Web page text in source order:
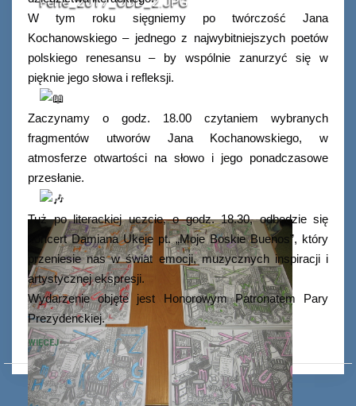
W tym roku sięgniemy po twórczość Jana
Kochanowskiego – jednego z najwybitniejszych poetów
polskiego renesansu – by wspólnie zanurzyć się w
pięknie jego słowa i refleksji.
Zaczynamy o godz. 18.00 czytaniem wybranych
fragmentów utworów Jana Kochanowskiego, w
atmosferze otwartości na słowo i jego ponadczasowe
przesłanie.
Tuż po literackiej uczcie, o godz. 18.30, odbędzie się
koncert Damiana Ukeje pt. „Moje Boskie Buenos”, który
przeniesie nas w świat emocji, muzycznych inspiracji i
artystycznej ekspresji.
Wydarzenie objęte jest Honorowym Patronatem Pary
Prezydenckiej.
WIĘCEJ